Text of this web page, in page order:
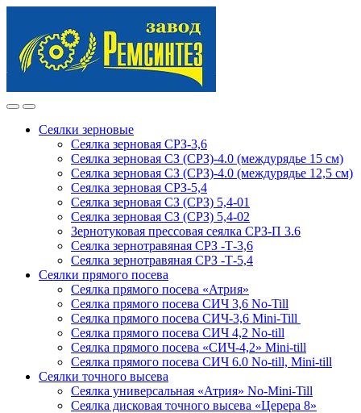
navigation
content
Сеялки зерновые
Сеялка зерновая СРЗ-3,6
Сеялка зерновая СЗ (СРЗ)-4.0 (междурядье 15 см)
Сеялка зерновая СЗ (СРЗ)-4.0 (междурядье 12,5 см)
Сеялка зерновая СРЗ-5,4
Сеялка зерновая СЗ (СРЗ) 5,4-01
Сеялка зерновая СЗ (СРЗ) 5,4-02
Зернотуковая прессовая сеялка СРЗ-П 3.6
Сеялка зернотравяная СРЗ -Т-3,6
Сеялка зернотравяная СРЗ -Т-5,4
Сеялки прямого посева
Сеялка прямого посева «Атрия»
Сеялка прямого посева СИЧ 3,6 No-Till
Сеялка прямого посева СИЧ-3,6 Mini-Till
Сеялка прямого посева СИЧ 4,2 No-till
Сеялка прямого посева «СИЧ-4,2» Mini-till
Сеялка прямого посева СИЧ 6.0 No-till, Mini-till
Сеялки точного высева
Сеялка универсальная «Атрия» No-Mini-Till
Сеялка дисковая точного высева «Церера 8»